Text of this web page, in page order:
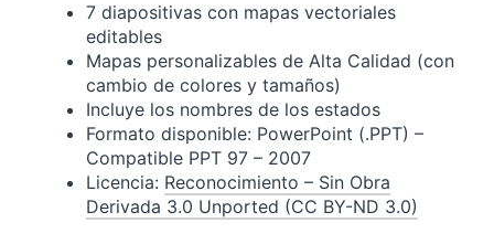
7 diapositivas con mapas vectoriales
editables
Mapas personalizables de Alta Calidad (con
cambio de colores y tamaños)
Incluye los nombres de los estados
Formato disponible: PowerPoint (.PPT) –
Compatible PPT 97 – 2007
Licencia: Reconocimiento – Sin Obra
Derivada 3.0 Unported (CC BY-ND 3.0)